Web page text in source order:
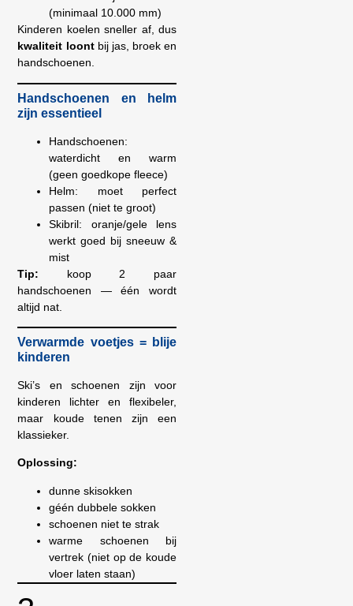
(minimaal 10.000 mm)
Kinderen koelen sneller af, dus
kwaliteit loontbij jas, broek en
handschoenen.
Handschoenen en helm
zijn essentieel
Handschoenen:
waterdicht en warm
(geen goedkope fleece)
Helm: moet perfect
passen (niet te groot)
Skibril: oranje/gele lens
werkt goed bij sneeuw &
mist
Tip: koop 2 paar
handschoenen — één wordt
altijd nat.
Verwarmde voetjes = blije
kinderen
Ski’s en schoenen zijn voor
kinderen lichter en flexibeler,
maar koude tenen zijn een
klassieker.
Oplossing:
dunne skisokken
géén dubbele sokken
schoenen niet te strak
warme schoenen bij
vertrek (niet op de koude
vloer laten staan)